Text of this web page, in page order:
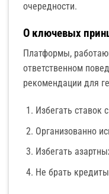
очередности.
О ключевых
Платформы,
ответственном
рекомендации для
Избегать ставок
Организованно
Избегать
Не брать